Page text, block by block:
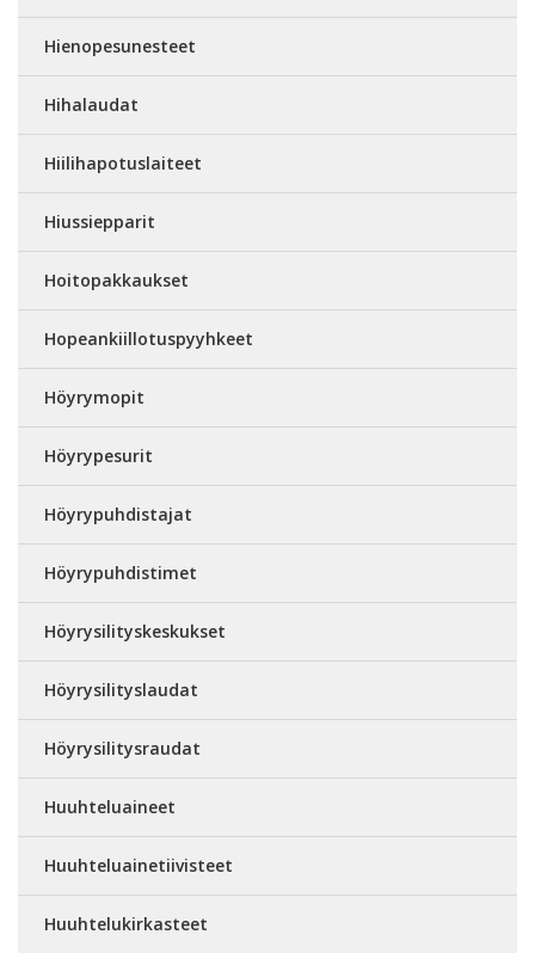
Hienopesunesteet
Hihalaudat
Hiilihapotuslaiteet
Hiussiepparit
Hoitopakkaukset
Hopeankiillotuspyyhkeet
Höyrymopit
Höyrypesurit
Höyrypuhdistajat
Höyrypuhdistimet
Höyrysilityskeskukset
Höyrysilityslaudat
Höyrysilitysraudat
Huuhteluaineet
Huuhteluainetiivisteet
Huuhtelukirkasteet